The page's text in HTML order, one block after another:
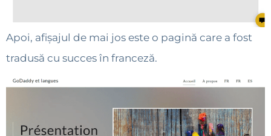
Apoi, afișajul de mai jos este o pagină care a fost
tradusă cu succes în franceză.